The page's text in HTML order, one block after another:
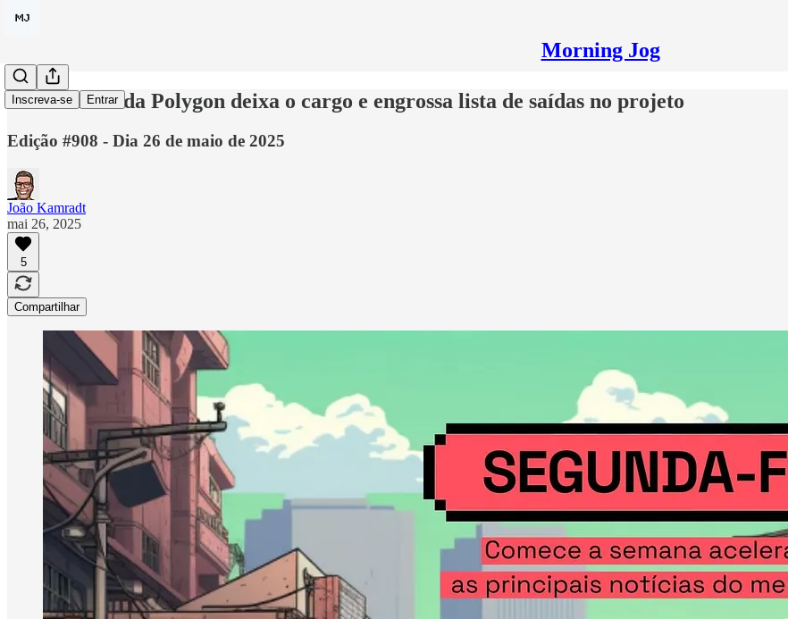
Morning Jog
Inscreva-se Entrar
Cofundador da Polygon deixa o cargo e engrossa lista de saídas no projeto
Edição #908 - Dia 26 de maio de 2025
João Kamradt
mai 26, 2025
5
Compartilhar